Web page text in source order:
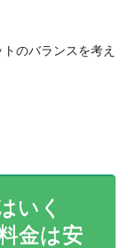
のバランスを考え
いく
金は安